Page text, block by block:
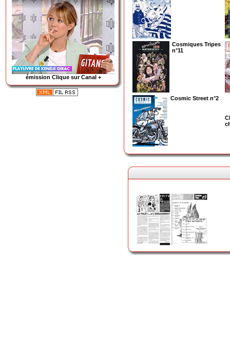
émission Clique sur Canal +
Cosmiques Tripes
n°11
Cosmic Street n°2